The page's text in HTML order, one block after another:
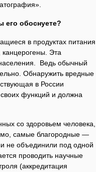
его обоснуете?
в продуктах питания
Эта
Ведь обычный
Обнаружить вредные
в России
функций и должна
со здоровьем человека,
самые благородные —
не объединили под одной
проводить научные
(аккредитация